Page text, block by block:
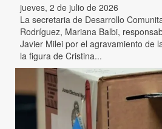
jueves, 2 de julio de 2026
La secretaria de Desarrollo
Rodríguez, Mariana Balbi,
Javier Milei por el agravamiento de
la figura de Cristina...